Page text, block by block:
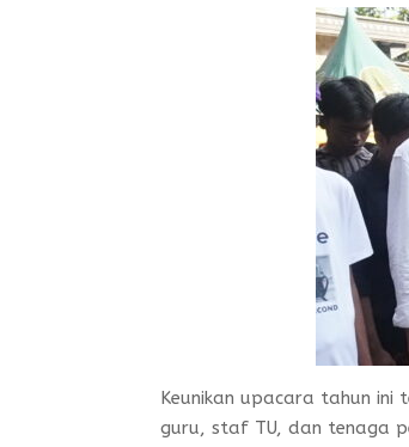
Keunikan upacara tahun ini
guru, staf TU, dan tenaga